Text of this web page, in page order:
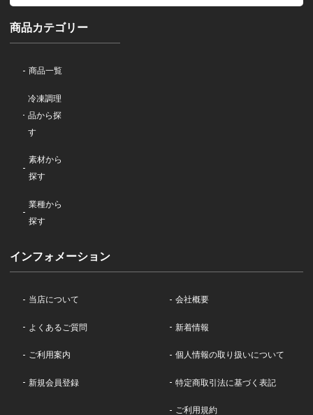
商品カテゴリー
商品一覧
冷凍調理
品から探
す
素材から
探す
業種から
探す
インフォメーション
当店について
よくあるご質問
ご利用案内
新規会員登録
会社概要
新着情報
個人情報の取り扱いについて
特定商取引法に基づく表記
ご利用規約